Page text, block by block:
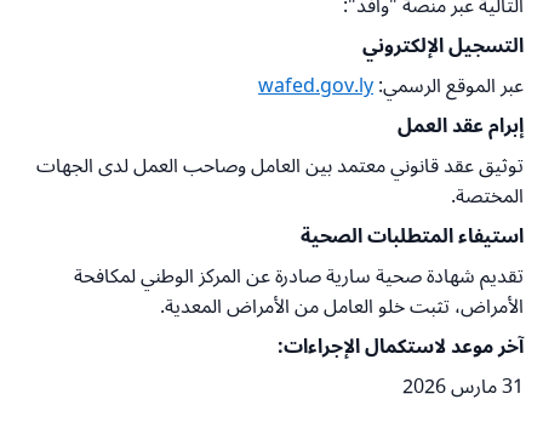
التسجيل الإلكتروني
عبر الموقع الرسمي:wafed.gov.ly
إبرام عقد العمل
توثيق عقد قانوني معتمد بين العامل وصاحب العمل لدى الجهات
المختصة.
استيفاء المتطلبات الصحية
تقديم شهادة صحية سارية صادرة عن المركز الوطني لمكافحة
الأمراض، تثبت خلو العامل من الأمراض المعدية.
آخر موعد لاستكمال الإجراءات:
31 مارس 2026